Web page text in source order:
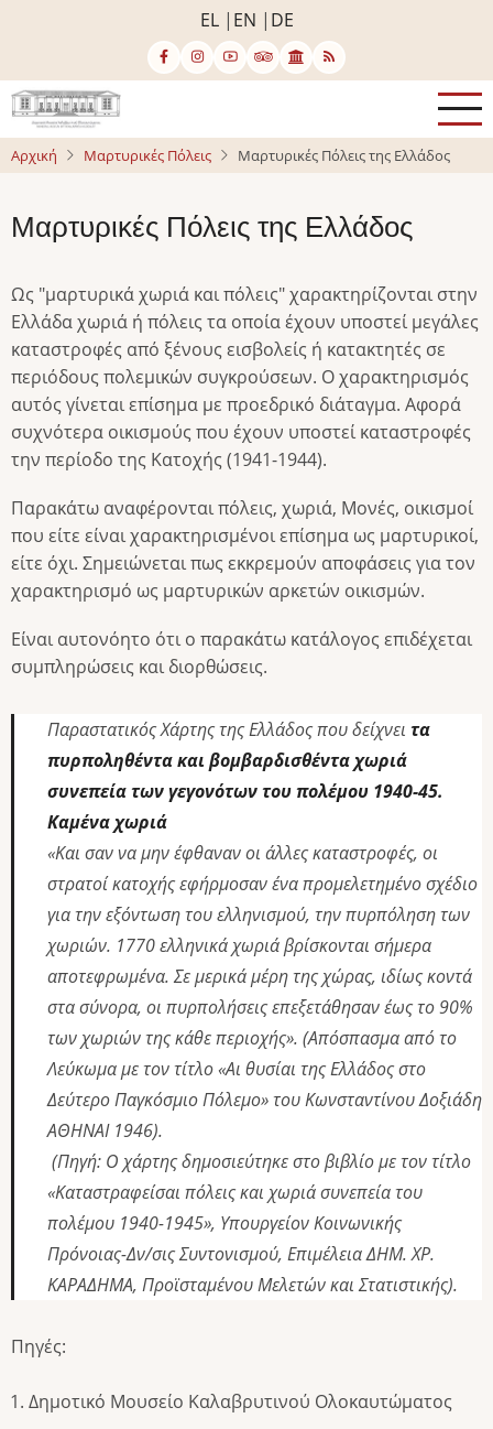
κυρίως
περιεχόμενο
EL EN DE
Αρχική Μαρτυρικές Πόλεις Μαρτυρικές Πόλεις της Ελλάδος
Μαρτυρικές Πόλεις της Ελλάδος
Ως "μαρτυρικά χωριά και πόλεις" χαρακτηρίζονται στην
Ελλάδα χωριά ή πόλεις τα οποία έχουν υποστεί μεγάλες
καταστροφές από ξένους εισβολείς ή κατακτητές σε
περιόδους πολεμικών συγκρούσεων. Ο χαρακτηρισμός
αυτός γίνεται επίσημα με προεδρικό διάταγμα. Αφορά
συχνότερα οικισμούς που έχουν υποστεί καταστροφές
την περίοδο της Κατοχής (1941-1944).
Παρακάτω αναφέρονται πόλεις, χωριά, Μονές, οικισμοί
που είτε είναι χαρακτηρισμένοι επίσημα ως μαρτυρικοί,
είτε όχι. Σημειώνεται πως εκκρεμούν αποφάσεις για τον
χαρακτηρισμό ως μαρτυρικών αρκετών οικισμών.
Είναι αυτονόητο ότι ο παρακάτω κατάλογος επιδέχεται
συμπληρώσεις και διορθώσεις.
Παραστατικός Χάρτης της Ελλάδος που δείχνει τα
πυρποληθέντα και βομβαρδισθέντα χωριά
συνεπεία των γεγονότων του πολέμου 1940-45.
Καμένα χωριά
«Και σαν να μην έφθαναν οι άλλες καταστροφές, οι
στρατοί κατοχής εφήρμοσαν ένα προμελετημένο σχέδιο
για την εξόντωση του ελληνισμού, την πυρπόληση των
χωριών. 1770 ελληνικά χωριά βρίσκονται σήμερα
αποτεφρωμένα. Σε μερικά μέρη της χώρας, ιδίως κοντά
στα σύνορα, οι πυρπολήσεις επεξετάθησαν έως το 90%
των χωριών της κάθε περιοχής». (Απόσπασμα από το
Λεύκωμα με τον τίτλο «Αι θυσίαι της Ελλάδος στο
Δεύτερο Παγκόσμιο Πόλεμο» του Κωνσταντίνου Δοξιάδη
ΑΘΗΝΑΙ 1946).
(Πηγή: Ο χάρτης δημοσιεύτηκε στο βιβλίο με τον τίτλο
«Καταστραφείσαι πόλεις και χωριά συνεπεία του
πολέμου 1940-1945», Υπουργείον Κοινωνικής
Πρόνοιας-Δν/σις Συντονισμού, Επιμέλεια ΔΗΜ. ΧΡ.
ΚΑΡΑΔΗΜΑ, Προϊσταμένου Mελετών και Στατιστικής).
Πηγές:
Δημοτικό Μουσείο Καλαβρυτινού Ολοκαυτώματος